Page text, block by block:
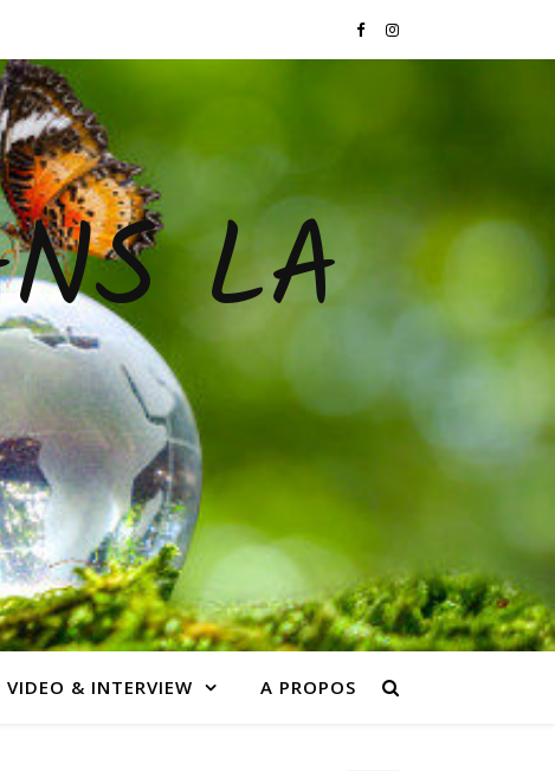
LA
VIDEO & INTERVIEW A PROPOS